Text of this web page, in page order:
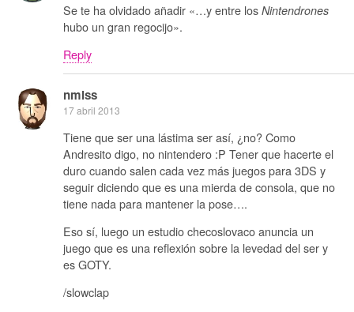
Se te ha olvidado añadir «…y entre los Nintendrones
hubo un gran regocijo».
Reply
nmlss
17 abril 2013
Tiene que ser una lástima ser así, ¿no? Como
Andresito digo, no nintendero :P Tener que hacerte el
duro cuando salen cada vez más juegos para 3DS y
seguir diciendo que es una mierda de consola, que no
tiene nada para mantener la pose….
Eso sí, luego un estudio checoslovaco anuncia un
juego que es una reflexión sobre la levedad del ser y
es GOTY.
/slowclap